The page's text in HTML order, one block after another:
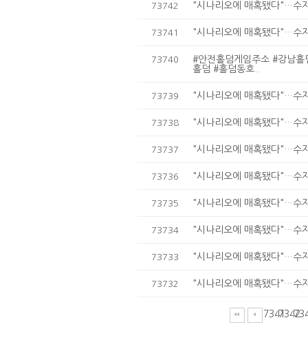
73742 "시나리오에 매혹됐다"…수
73741 "시나리오에 매혹됐다"…수
73740
#안전홀덤게임주소 #강남
홀덤 #홀덤동호..
73739 "시나리오에 매혹됐다"…수
73738 "시나리오에 매혹됐다"…수
73737 "시나리오에 매혹됐다"…수
73736 "시나리오에 매혹됐다"…수
73735 "시나리오에 매혹됐다"…수
73734 "시나리오에 매혹됐다"…수
73733 "시나리오에 매혹됐다"…수
73732 "시나리오에 매혹됐다"…수
73417342